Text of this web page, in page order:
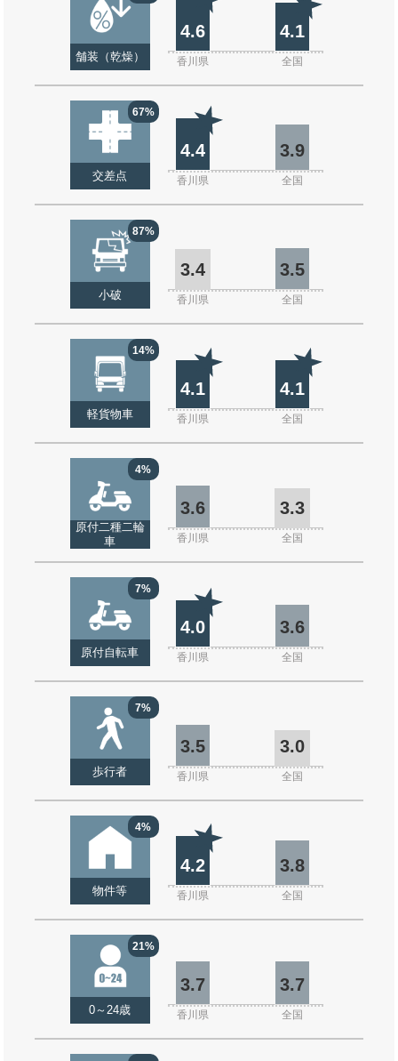
舗装（乾燥）
4.6 4.1
香川県 全国
67%
交差点
4.4 3.9
香川県 全国
87%
小破
3.4 3.5
香川県 全国
14%
軽貨物車
4.1 4.1
香川県 全国
4%
原付二種二輪
車
3.6 3.3
香川県 全国
7%
原付自転車
4.0 3.6
香川県 全国
7%
歩行者
3.5 3.0
香川県 全国
4%
物件等
4.2 3.8
香川県 全国
21%
0～24歳
3.7 3.7
香川県 全国